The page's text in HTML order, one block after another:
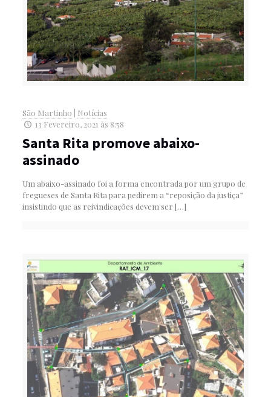
São Martinho
Notícias
13 Fevereiro, 2021 às 8:58
Santa Rita promove abaixo-
assinado
Um abaixo-assinado foi a forma encontrada por um grupo de
fregueses de Santa Rita para pedirem a “reposição da justiça”
insistindo que as reivindicações devem ser […]